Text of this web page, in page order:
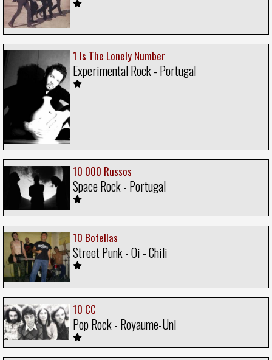
1 Is The Lonely Number
Experimental Rock - Portugal
10 000 Russos
Space Rock - Portugal
10 Botellas
Street Punk - Oi - Chili
10 CC
Pop Rock - Royaume-Uni